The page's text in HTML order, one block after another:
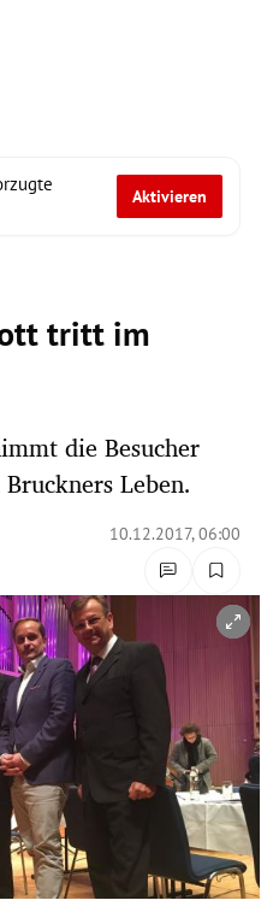
Aktivieren
tritt im
die Besucher
Leben.
10.12.2017, 06:00